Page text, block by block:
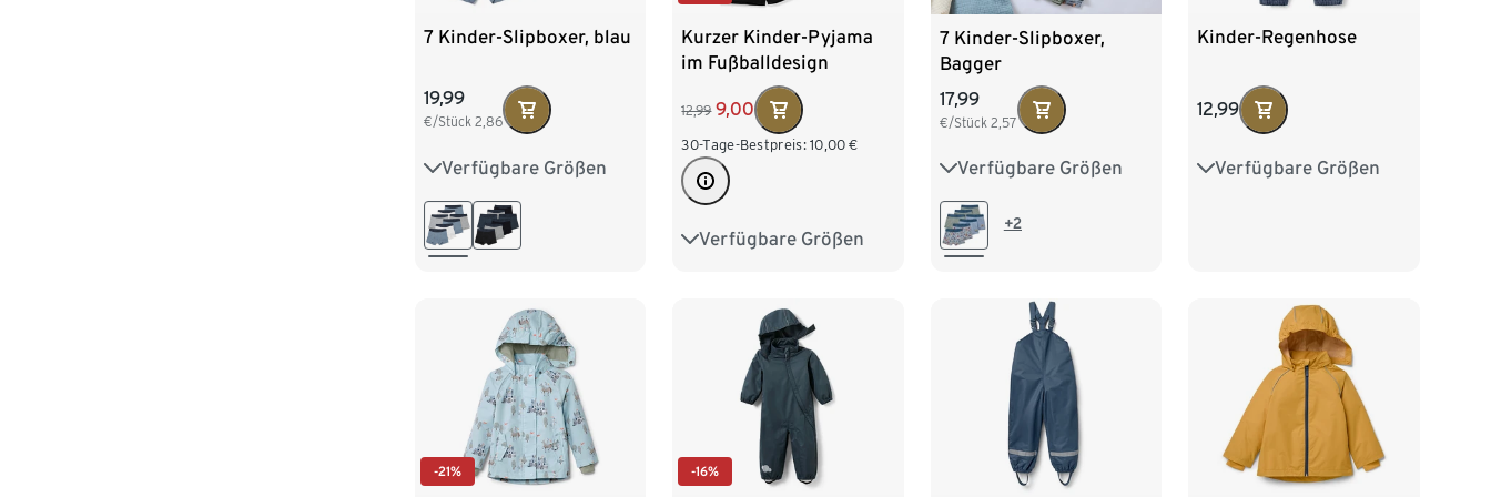
7 Kinder-Slipboxer, blau
19,99
€/Stück 2,86
Verfügbare Größen
122/128 134/140
146/152
Kurzer Kinder-Pyjama
im Fußballdesign
12,99 9,00
30-Tage-Bestpreis: 10,00 €
Verfügbare Größen
98/104 110/116
158/164
7 Kinder-Slipboxer,
Bagger
17,99
€/Stück 2,57
Verfügbare Größen
86/92 98/104
110/116 +2
Kinder-Regenhose
12,99
Verfügbare Größen
86/92 98/104
-21% -16%